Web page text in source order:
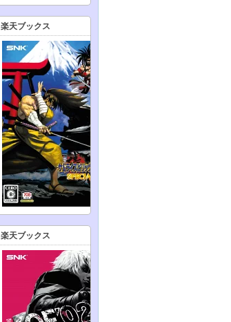
楽天ブックス
楽天ブックス